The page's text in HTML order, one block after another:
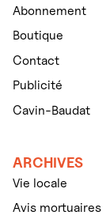
Abonnement
Boutique
Contact
Publicité
Cavin-Baudat
ARCHIVES
Vie locale
Avis mortuaires